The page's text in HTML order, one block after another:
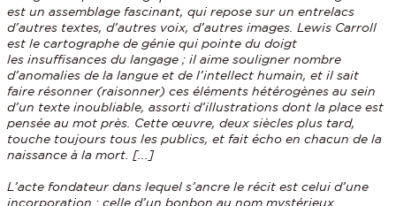
est un assemblage fascinant, qui repose sur un entrelacs
d’autres textes, d’autres voix, d’autres images. Lewis Carroll
est le cartographe de génie qui pointe du doigt
les insuffisances du langage ; il aime souligner nombre
d’anomalies de la langue et de l’intellect humain, et il sait
faire résonner (raisonner) ces éléments hétérogènes au sein
d’un texte inoubliable, assorti d’illustrations dont la place est
pensée au mot près. Cette œuvre, deux siècles plus tard,
touche toujours tous les publics, et fait écho en chacun de la
naissance à la mort. [...]
L’acte fondateur dans lequel s’ancre le récit est celui d’une
incorporation : celle d’un bonbon au nom mystérieux